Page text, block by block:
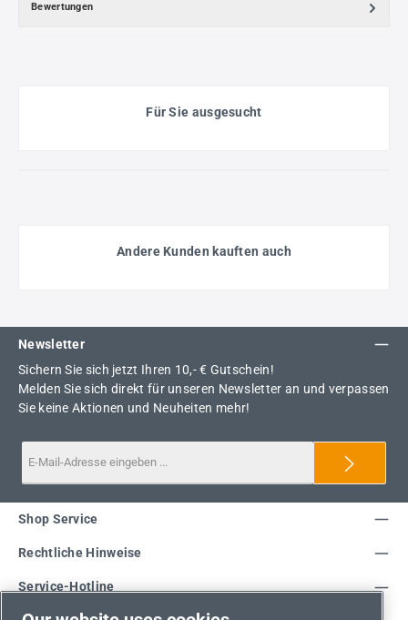
Bewertungen
Für Sie ausgesucht
Andere Kunden kauften auch
Newsletter
Sichern Sie sich jetzt Ihren 10,- € Gutschein!
Melden Sie sich direkt für unseren Newsletter an und verpassen
Sie keine Aktionen und Neuheiten mehr!
Service-Hotline
Shop Service
Rechtliche Hinweise